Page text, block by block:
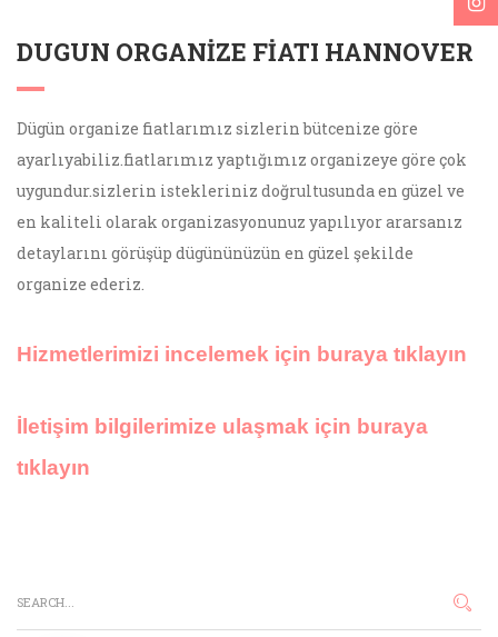
DUGUN ORGANIZE FIATI HANNOVER
Dügün organize fiatlarımız sizlerin bütcenize göre
ayarlıyabiliz.fiatlarımız yaptığımız organizeye göre çok
uygundur.sizlerin istekleriniz doğrultusunda en güzel ve
en kaliteli olarak organizasyonunuz yapılıyor ararsanız
detaylarını görüşüp dügününüzün en güzel şekilde
organize ederiz.
Hizmetlerimizi incelemek için buraya tıklayın
İletişim bilgilerimize ulaşmak için buraya
tıklayın